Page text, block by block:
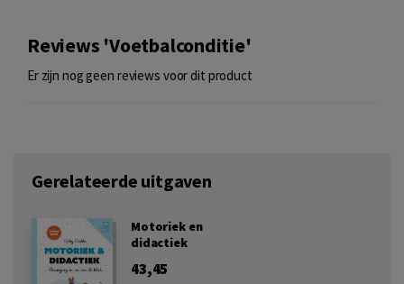
Reviews 'Voetbalconditie'
Er zijn nog geen reviews voor dit product
Gerelateerde uitgaven
Motoriek en
didactiek
43,45